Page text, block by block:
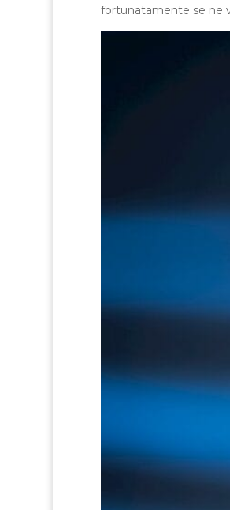
fortunatamente se ne